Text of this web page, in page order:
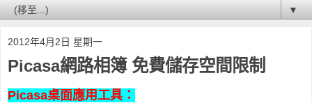
▼
2012年4月2日 星期一
Picasa網路相簿 免費儲存空間限制
Picasa桌面應用工具：